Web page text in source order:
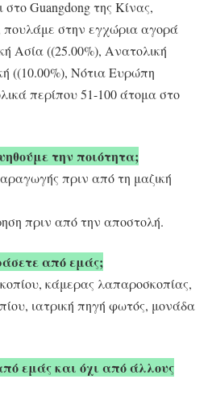
Guangdong της Κίνας,
πουλάμε στην εγχώρια αγορά
Ασία ((25.00%), Ανατολική
((10.00%), Νότια Ευρώπη
περίπου 51-100 άτομα στο
την ποιότητα;
πριν από τη μαζική
πριν από την αποστολή.
από εμάς;
κάμερας λαπαροσκοπίας,
ιατρική πηγή φωτός, μονάδα
εμάς και όχι από άλλους